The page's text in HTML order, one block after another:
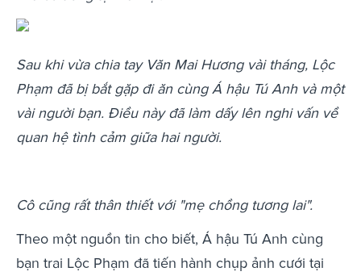
Sau khi vừa chia tay Văn Mai Hương vài tháng, Lộc
Phạm đã bị bắt gặp đi ăn cùng Á hậu Tú Anh và một
vài người bạn. Điều này đã làm dấy lên nghi vấn về
quan hệ tình cảm giữa hai người.
Cô cũng rất thân thiết với "mẹ chồng tương lai".
Theo một nguồn tin cho biết, Á hậu Tú Anh cùng
bạn trai Lộc Phạm đã tiến hành chụp ảnh cưới tại